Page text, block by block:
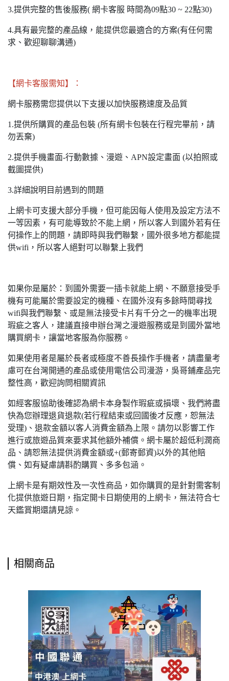
3.提供完整的售後服務( 網卡客服 時間為09點30 ~ 22點30)
4.具有最完整的產品線，能提供您最適合的方案(有任何需
求、歡迎聊聊溝通)
【網卡客服需知】：
網卡服務需您提供以下支援以加快服務速度及品質
1.提供所購買的產品包裝 (所有網卡包裝在行程完畢前，請
勿丟棄)
2.提供手機畫面-行動數據、漫遊、APN設定畫面 (以拍照或
截圖提供)
3.詳細說明目前遇到的問題
上網卡可支援大部分手機，但可能因每人使用及設定方法不
一等因素，有可能導致於不能上網，所以客人到國外若有任
何操作上的問題，請即時與我們聯繫，國外很多地方都能提
供wifi，所以客人絕對可以聯繫上我們
如果你是屬於：到國外需要一插卡就能上網、不願意接受手
機有可能屬於需要設定的機種、在國外沒有多餘時間尋找
wifi與我們聯繫、或是無法接受卡片有千分之一的機率出現
瑕疵之客人，建議直接申辦台灣之漫遊服務或是到國外當地
購買網卡，讓當地客服為你服務。
如果使用者是屬於長者或極度不善長操作手機者，請盡量考
慮可在台灣開通的產品或使用電信公司漫游，吳哥鋪產品完
整性高，歡迎詢問相關資訊
如經客服協助後確認為網卡本身製作瑕疵或損壞、我們將盡
快為您辦理退貨退款(若行程結束或回國後才反應，恕無法
受理)、退款金額以客人消費金額為上限。請勿以影響工作
進行或旅遊品質來要求其他額外補償。網卡屬於超低利潤商
品、請恕無法提供消費金額或+(郵寄郵資)以外的其他賠
償、如有疑慮請斟酌購買、多多包涵。
上網卡是有期效性及一次性商品，如你購買的是針對需客制
化提供旅遊日期，指定開卡日期使用的上網卡，無法符合七
天鑑賞期還請見諒。
相關商品